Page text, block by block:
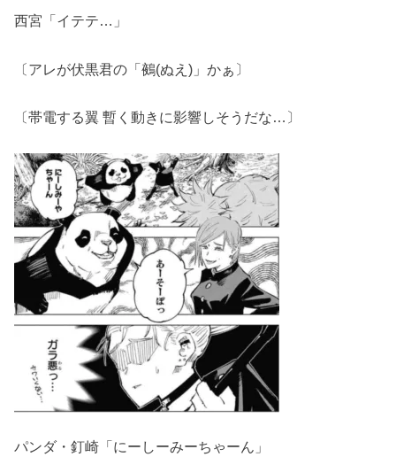
西宮「イテテ…」
〔アレが伏黒君の「鵺(ぬえ)」かぁ〕
〔帯電する翼 暫く動きに影響しそうだな…〕
パンダ・釘崎「にーしーみーちゃーん」